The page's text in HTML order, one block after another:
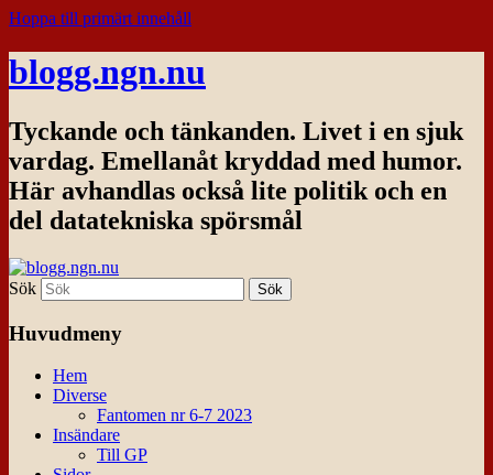
Hoppa till primärt innehåll
blogg.ngn.nu
Tyckande och tänkanden. Livet i en sjuk
vardag. Emellanåt kryddad med humor.
Här avhandlas också lite politik och en
del datatekniska spörsmål
Sök
Huvudmeny
Hem
Diverse
Fantomen nr 6-7 2023
Insändare
Till GP